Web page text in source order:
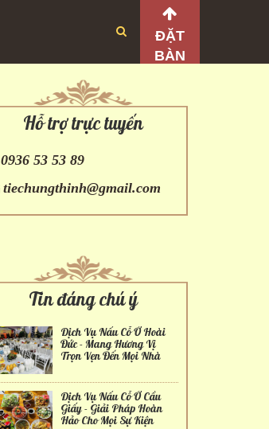
ĐẶT
BÀN
Hỗ trợ trực tuyến
0936 53 53 89
tiechungthinh@gmail.com
Tin đáng chú ý
Dịch Vụ Nấu Cỗ Ở Hoài
Đức - Mang Hương Vị
Trọn Vẹn Đến Mọi Nhà
Dịch Vụ Nấu Cỗ Ở Cầu
Giấy - Giải Pháp Hoàn
Hảo Cho Mọi Sự Kiện